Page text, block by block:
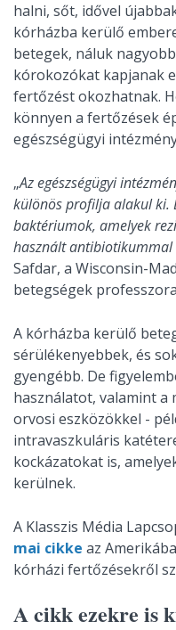
halni, sőt, idővel
kórházba kerülő
betegek, náluk
kórokozókat kapjanak
fertőzést okozhatnak.
könnyen a fertőzések
egészségügyi
„Az egészségügyi
különös profilja alakul ki.
baktériumok, amelyek
használt antibiotikummal
Safdar, a Wisconsin-
betegségek
A kórházba kerülő
sérülékenyebbek, és
gyengébb. De
használatot, valamint a
orvosi eszközökkel -
intravaszkuláris
kockázatokat is,
kerülnek.
A Klasszis Média
mai cikke az
kórházi fertőzésekről
A cikk ezekre is